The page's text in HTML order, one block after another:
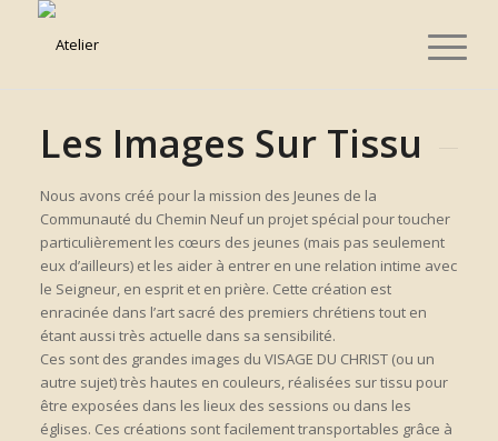
Les Images Sur Tissu
Nous avons créé pour la mission des Jeunes de la
Communauté du Chemin Neuf un projet spécial pour toucher
particulièrement les cœurs des jeunes (mais pas seulement
eux d’ailleurs) et les aider à entrer en une relation intime avec
le Seigneur, en esprit et en prière. Cette création est
enracinée dans l’art sacré des premiers chrétiens tout en
étant aussi très actuelle dans sa sensibilité.
Ces sont des grandes images du VISAGE DU CHRIST (ou un
autre sujet) très hautes en couleurs, réalisées sur tissu pour
être exposées dans les lieux des sessions ou dans les
églises. Ces créations sont facilement transportables grâce à